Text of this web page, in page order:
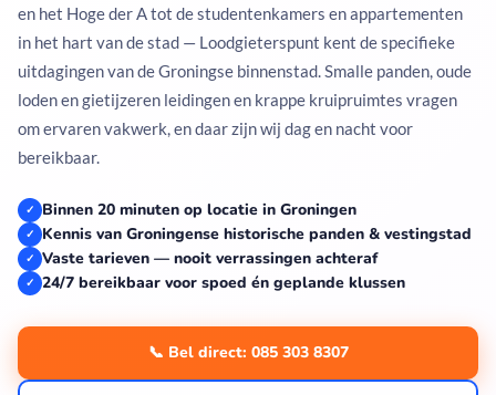
en het Hoge der A tot de studentenkamers en appartementen
in het hart van de stad — Loodgieterspunt kent de specifieke
uitdagingen van de Groningse binnenstad. Smalle panden, oude
loden en gietijzeren leidingen en krappe kruipruimtes vragen
om ervaren vakwerk, en daar zijn wij dag en nacht voor
bereikbaar.
✓ Binnen 20 minuten op locatie in Groningen
✓ Kennis van Groningense historische panden & vestingstad
✓ Vaste tarieven — nooit verrassingen achteraf
✓ 24/7 bereikbaar voor spoed én geplande klussen
📞 Bel direct: 085 303 8307